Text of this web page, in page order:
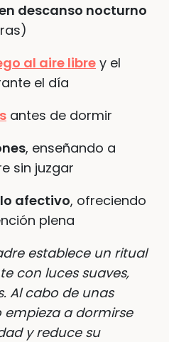
descanso nocturno
al aire libre y el
el día
antes de dormir
, enseñando a
sin juzgar
afectivo, ofreciendo
plena
establece un ritual
con luces suaves,
Al cabo de unas
empieza a dormirse
y reduce su